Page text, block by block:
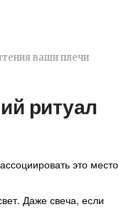
ваши плечи
ритуал
это место
Даже свеча, если